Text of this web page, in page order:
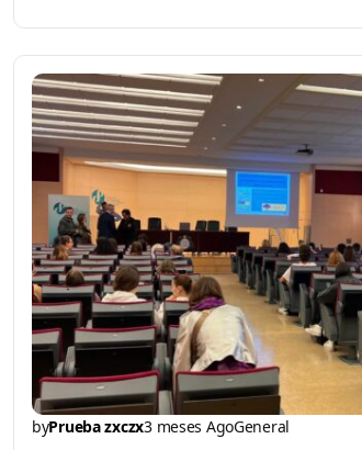
byPrueba zxczx3 meses AgoGeneral